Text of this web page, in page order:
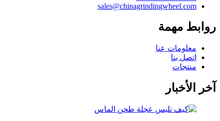
sales@chinagrindingwheel.com
روابط مهمة
معلومات عنا
اتصل بنا
منتجات
آخر الأخبار